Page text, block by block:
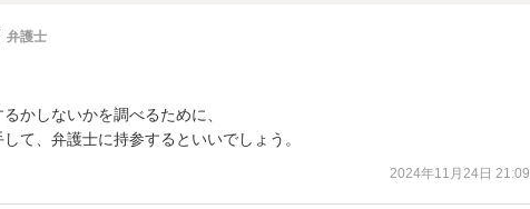
弁護士
かしないかを調べるために、
て、弁護士に持参するといいでしょう。
2024年11月24日 21:09